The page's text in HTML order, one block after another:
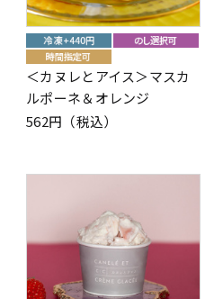
＜カヌレとアイス＞マスカ
ルポーネ＆オレンジ
562円（税込）